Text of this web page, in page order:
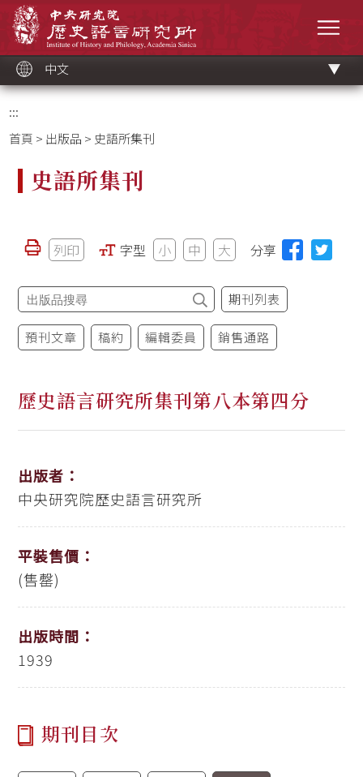
中文
:::
首頁 > 出版品 > 史語所集刊
史語所集刊
列印 字型 小 中 大 分享
期刊列表
預刊文章 稿約 編輯委員 銷售通路
歷史語言研究所集刊第八本第四分
出版者：
中央研究院歷史語言研究所
平裝售價：
(售罄)
出版時間：
1939
期刊目次